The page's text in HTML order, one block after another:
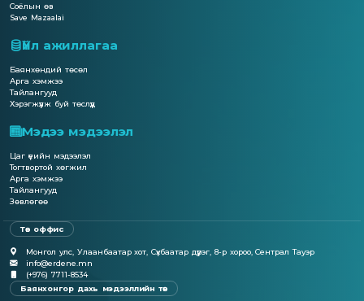
Соёлын өв
Save Mazaalai
Үйл ажиллагаа
Баянхөндий төсөл
Арга хэмжээ
Тайлангууд
Хэрэгжүүлж буй төслүүд
Мэдээ мэдээлэл
Цаг үеийн мэдээлэл
Тогтвортой хөгжил
Арга хэмжээ
Тайлангууд
Зөвлөгөө
Төв оффис
Монгол улс, Улаанбаатар хот, Сүхбаатар дүүрэг, 8-р хороо, Сентрал Тауэр
info@erdene.mn
(+976) 7711-8534
Баянхонгор дахь мэдээллийн төв